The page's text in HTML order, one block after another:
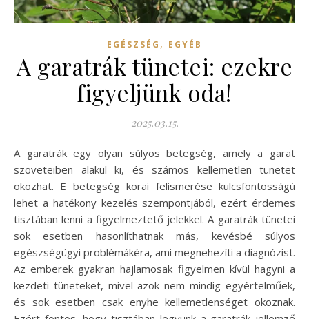
EGÉSZSÉG , EGYÉB
A garatrák tünetei: ezekre
figyeljünk oda!
2025.03.15.
A garatrák egy olyan súlyos betegség, amely a garat
szöveteiben alakul ki, és számos kellemetlen tünetet
okozhat. E betegség korai felismerése kulcsfontosságú
lehet a hatékony kezelés szempontjából, ezért érdemes
tisztában lenni a figyelmeztető jelekkel. A garatrák tünetei
sok esetben hasonlíthatnak más, kevésbé súlyos
egészségügyi problémákéra, ami megnehezíti a diagnózist.
Az emberek gyakran hajlamosak figyelmen kívül hagyni a
kezdeti tüneteket, mivel azok nem mindig egyértelműek,
és sok esetben csak enyhe kellemetlenséget okoznak.